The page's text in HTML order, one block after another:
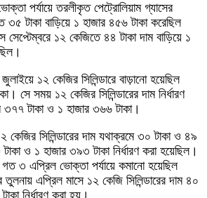
পর্যায়ে তরলীকৃত পেট্রোলিয়াম গ্যাসের
টাকা বাড়িয়ে ১ হাজার ৪৫৬ টাকা করেছিল
১২ কেজিতে ৪৪ টাকা দাম বাড়িয়ে ১
১২ কেজির সিলিন্ডারে বাড়ানো হয়েছিল
সে সময় ১২ কেজির সিলিন্ডারের দাম নির্ধারণ
৩৭৭ টাকা ও ১ হাজার ৩৬৬ টাকা।
সিলিন্ডারের দাম যথাক্রমে ৩০ টাকা ও ৪৯
ও ১ হাজার ৩৯৩ টাকা নির্ধারণ করা হয়েছিল।
৩ এপ্রিল ভোক্তা পর্যায়ে কমানো হয়েছিল
তুলনায় এপ্রিল মাসে ১২ কেজি সিলিন্ডারের দাম ৪০
নির্ধারণ করা হয়।